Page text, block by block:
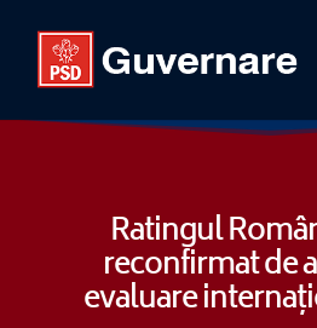
Ratingul
reconfirmat de
evaluare